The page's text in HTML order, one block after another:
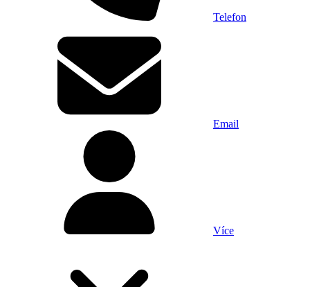
Telefon
Email
Více